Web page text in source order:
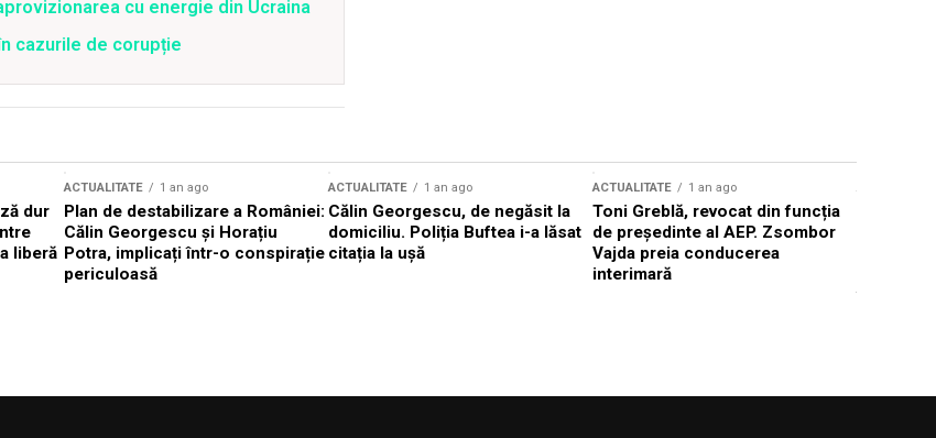
cu energie din Ucraina
cazurile de corupție
dur
liberă
ACTUALITATE 1 an ago
Plan de destabilizare a României:
Călin Georgescu și Horațiu
Potra, implicați într-o conspirație
periculoasă
ACTUALITATE 1 an ago
Călin Georgescu, de negăsit la
domiciliu. Poliția Buftea i-a lăsat
citația la ușă
ACTUALITATE 1 an ago
Toni Greblă, revocat din funcția
de președinte al AEP. Zsombor
Vajda preia conducerea
interimară